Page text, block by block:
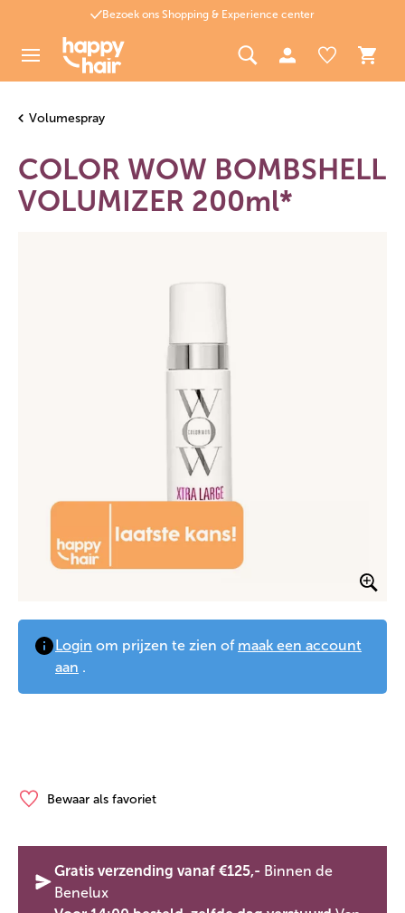
Bezoek ons Shopping & Experience center
Volumespray
COLOR WOW BOMBSHELL
VOLUMIZER 200ml*
Login om prijzen te zien of maak een account
aan .
Bewaar als favoriet
Gratis verzending vanaf €125,- Binnen de
Benelux